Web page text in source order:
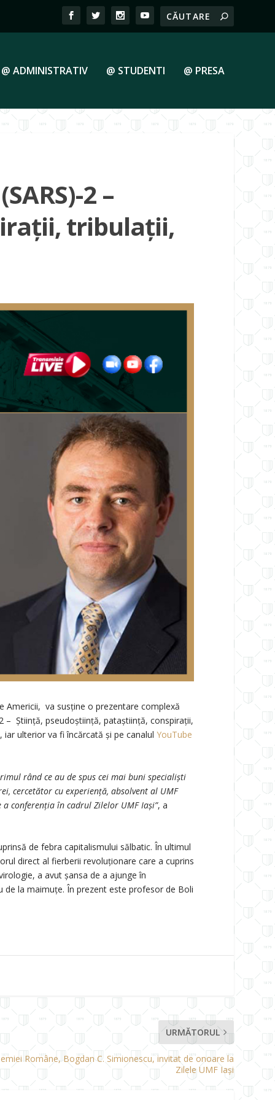
@ ADMINISTRATIV @ STUDENTI @ PRESA
2 –
tribulaţii,
Americii, va susține o prezentare complexă
– Ştiinţă, pseudoştiinţă, pataştiinţă, conspiraţii,
, iar ulterior va fi încărcată și pe canalul YouTube
rând ce au de spus cei mai buni specialiști
cercetător cu experiență, absolvent al UMF
conferenția în cadrul Zilelor UMF Iași”, a
de febra capitalismului sălbatic. În ultimul
direct al fierberii revoluționare care a cuprins
a avut șansa de a ajunge în
de la maimuțe. În prezent este profesor de Boli
URMĂTORUL
Române, Bogdan C. Simionescu, invitat de onoare la
Zilele UMF Iași